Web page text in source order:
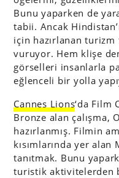
Bunu yaparken de
tabii. Ancak
için hazırlanan
vuruyor. Hem klişe
görselleri insanlarla
eğlenceli bir yolla
Cannes Lions‘da Film
Bronze alan çalışma,
hazırlanmış. Filmin
kısımlarında yer
tanıtmak. Bunu
turistik aktivitelerden